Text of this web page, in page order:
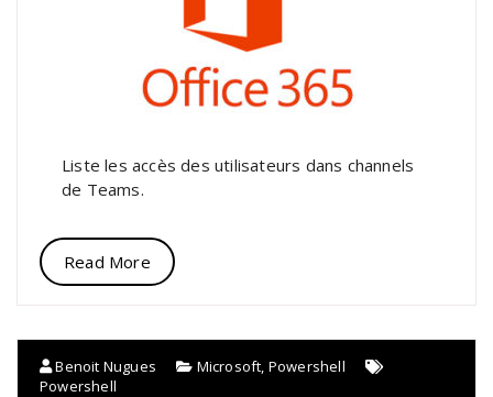
Liste les accès des utilisateurs dans channels
de Teams.
Read More
Benoit Nugues Microsoft Powershell
Powershell